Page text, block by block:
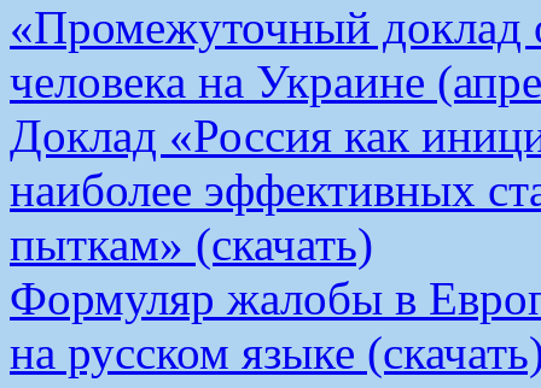
«Промежуточный доклад
человека на Украине
Доклад «Россия как
наиболее эффективных
пыткам» (скачать)
Формуляр жалобы в
на русском языке